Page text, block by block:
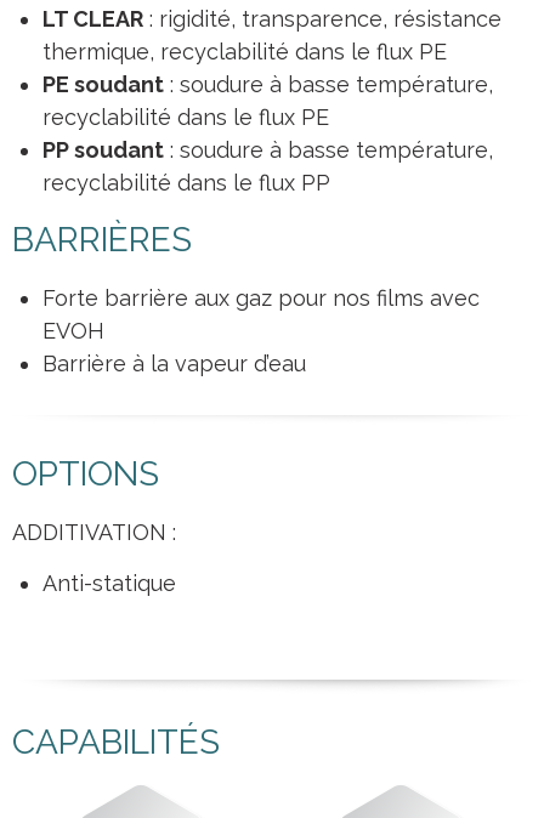
LT CLEAR : rigidité, transparence, résistance
thermique, recyclabilité dans le flux PE
PE soudant : soudure à basse température,
recyclabilité dans le flux PE
PP soudant : soudure à basse température,
recyclabilité dans le flux PP
BARRIÈRES
Forte barrière aux gaz pour nos films avec
EVOH
Barrière à la vapeur d’eau
OPTIONS
ADDITIVATION :
Anti-statique
CAPABILITÉS